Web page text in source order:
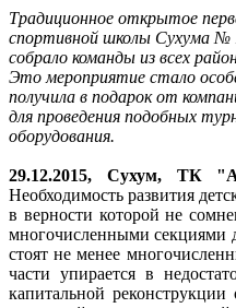
Традиционное открытое
спортивной школы Сухума №
собрало команды из всех
Это мероприятие стало
получила в подарок от
для проведения подобных
оборудования.
29.12.2015, Сухум, ТК
Необходимость развития
в верности которой не
многочисленными секциями
стоят не менее
части упирается в
капитальной